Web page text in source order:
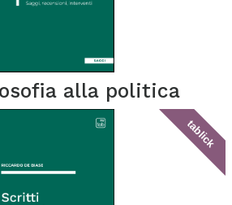
alla politica
tablick